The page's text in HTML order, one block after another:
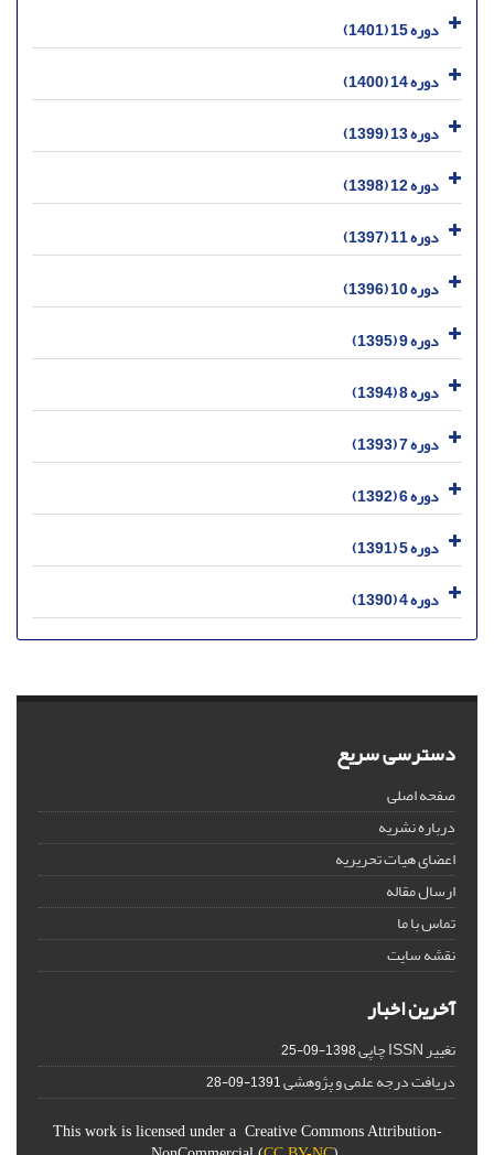
دوره 15 (1401)
دوره 14 (1400)
دوره 13 (1399)
دوره 12 (1398)
دوره 11 (1397)
دوره 10 (1396)
دوره 9 (1395)
دوره 8 (1394)
دوره 7 (1393)
دوره 6 (1392)
دوره 5 (1391)
دوره 4 (1390)
دسترسی سریع
صفحه اصلی
درباره نشریه
اعضای هیات تحریریه
ارسال مقاله
تماس با ما
نقشه سایت
آخرین اخبار
تغییر ISSN چاپی 1398-09-25
دریافت درجه علمی و پژوهشی1391-09-28
This work is licensed under a Creative Commons Attribution-